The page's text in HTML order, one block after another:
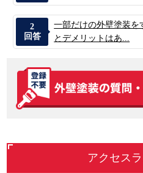
2
回答
一部だけの外壁塗装を
とデメリットはあ...
アクセス